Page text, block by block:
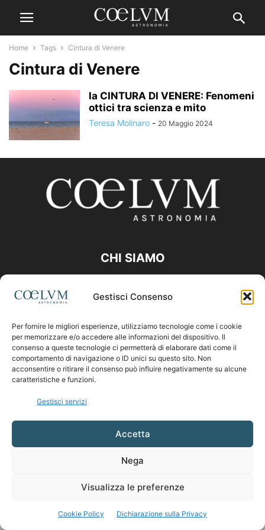
Gestisci Consenso
Per fornire le migliori esperienze, utilizziamo tecnologie come i cookie
per memorizzare e/o accedere alle informazioni del dispositivo. Il
consenso a queste tecnologie ci permetterà di elaborare dati come il
comportamento di navigazione o ID unici su questo sito. Non
acconsentire o ritirare il consenso può influire negativamente su alcune
caratteristiche e funzioni.
Gestisci servizi
Accetta
Nega
Visualizza le preferenze
Cookie Policy Dichiarazione sulla Privacy
Home Tags Cintura di Venere
Cintura di Venere
la CINTURA DI VENERE: Fenomeni
ottici tra scienza e mito
Teresa Molinaro - 20 Maggio 2024
CHI SIAMO
Contattaci:coelumastro@coelum.com
SEGUICI